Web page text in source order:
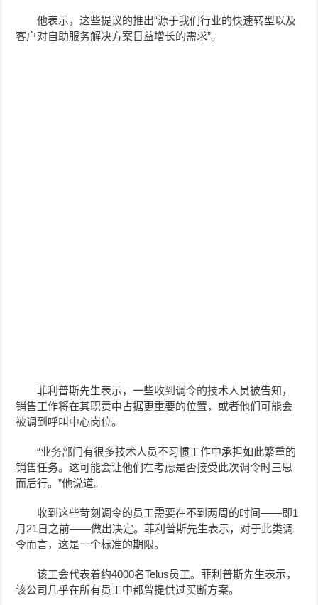
他表示，这些提议的推出“源于我们行业的快速转型以及
客户对自助服务解决方案日益增长的需求”。
菲利普斯先生表示，一些收到调令的技术人员被告知，
销售工作将在其职责中占据更重要的位置，或者他们可能会
被调到呼叫中心岗位。
“业务部门有很多技术人员不习惯工作中承担如此繁重的
销售任务。这可能会让他们在考虑是否接受此次调令时三思
而后行。”他说道。
收到这些苛刻调令的员工需要在不到两周的时间——即1
月21日之前——做出决定。菲利普斯先生表示，对于此类调
令而言，这是一个标准的期限。
该工会代表着约4000名Telus员工。菲利普斯先生表示，
该公司几乎在所有员工中都曾提供过买断方案。